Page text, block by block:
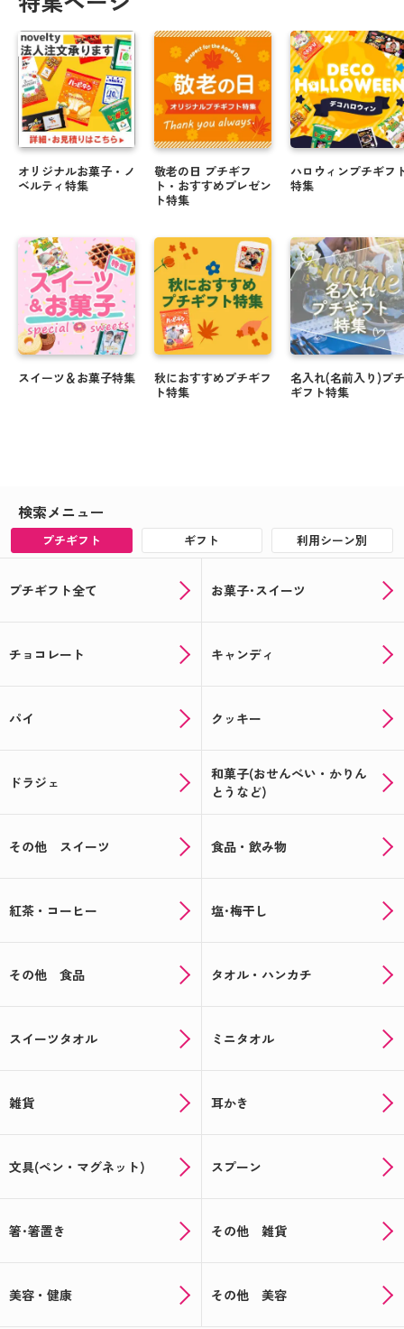
オリジナルお菓子・ノ
ベルティ特集
スイーツ＆お菓子特集
敬老の日 プチギフ
ト・おすすめプレゼン
ト特集
秋におすすめプチギフ
ト特集
ハロウィンプチギフ
特集
名入れ(名前入り)プチ
ギフト特集
検索メニュー
プチギフト ギフト 利用シーン別
プチギフト全て お菓子･スイーツ
チョコレート キャンディ
パイ クッキー
ドラジェ
和菓子(おせんべい・かりん
とうなど)
その他 スイーツ 食品・飲み物
紅茶・コーヒー 塩･梅干し
その他 食品 タオル・ハンカチ
スイーツタオル ミニタオル
雑貨 耳かき
文具(ペン・マグネット) スプーン
箸･箸置き その他 雑貨
美容・健康 その他 美容